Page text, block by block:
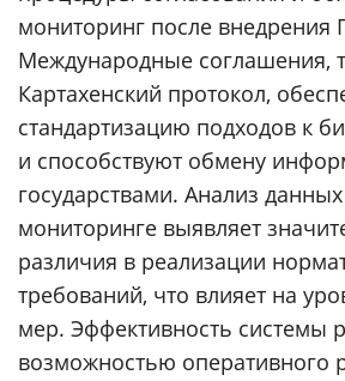
мониторинг после внедрения
Международные соглашения,
Картахенский протокол,
стандартизацию подходов к
и способствуют обмену
государствами. Анализ
мониторинге выявляет
различия в реализации
требований, что влияет на
мер. Эффективность системы
возможностью оперативного